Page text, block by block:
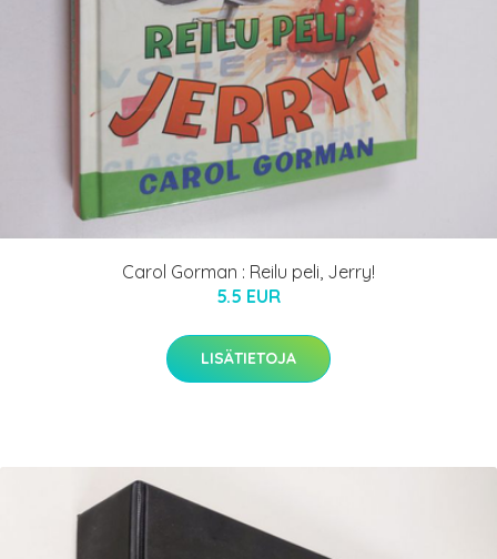
Carol Gorman : Reilu peli, Jerry!
5.5 EUR
LISÄTIETOJA